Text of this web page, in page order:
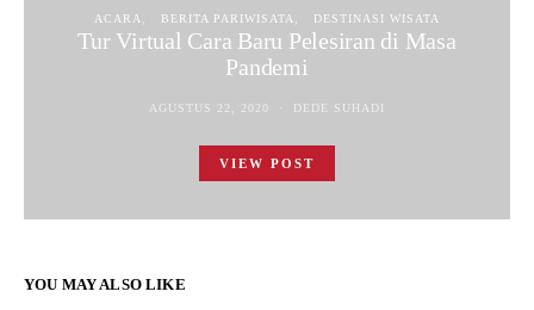
ACARA BERITA PARIWISATA DESTINASI WISATA
Tur Virtual Cara Baru Pelesiran di Masa
Pandemi
AGUSTUS 22, 2020 DEDE SUHADI
VIEW POST
YOU MAY ALSO LIKE